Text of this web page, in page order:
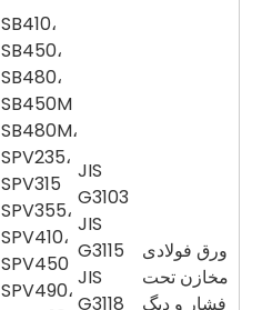
ورق فولادی
مخازن تحت
فشار و دیگ
JIS
G3103
JIS
G3115
JIS
G3118
SB410،
SB450،
SB480،
SB450M
SB480M،
SPV235،
SPV315
SPV355،
SPV410،
SPV450
SPV490،